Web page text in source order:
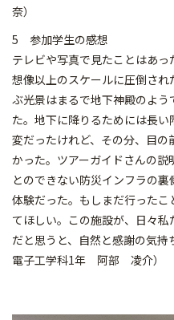
奈）
5 参加学生の感想
テレビや写真で見たことはあっ
想像以上のスケールに圧倒さ
ぶ光景はまるで地下神殿のよ
た。地下に降りるためには長
変だったけれど、その分、目
かった。ツアーガイドさんの
とのできない防災インフラの
体験だった。もしまだ行った
てほしい。この施設が、日々
だと思うと、自然と感謝の気
電子工学科1年 阿部 凌介）